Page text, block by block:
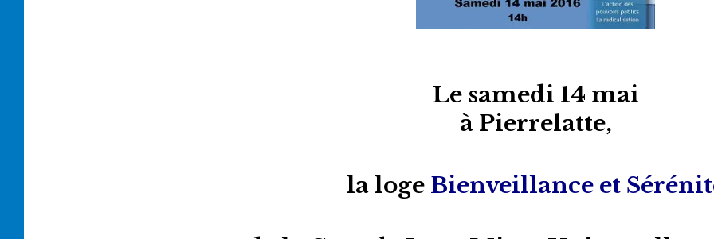
Le samedi 14 mai
à Pierrelatte,
la loge Bienveillance et